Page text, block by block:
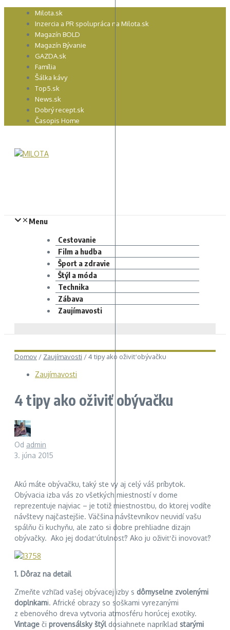
Preskočiť Milota.sk
Inzercia a PR spolupráca na Milota.sk
Magazín BOLD
Magazín Bývanie
GAZDA.sk
Família
Šálka kávy
Top5.sk
News.sk
Dobrý recept.sk
Časopis Home
Menu
Cestovanie
Film a hudba
Šport a zdravie
Štýl a móda
Technika
Zábava
Zaujímavosti
Domov / Zaujímavosti /4 tipy ako oživiť obývačku
Zaujímavosti
4 tipy ako oživiť obývačku
Od admin
3. júna 2015
Akú máte obývačku, taký ste vy aj celý váš príbytok.
Obývacia izba vás zo všetkých miestností v dome
reprezentuje najviac – je totiž miestnosťou, do ktorej vodíte
návštevy najčastejšie. Väčšina návštevníkov neuvidí vašu
spálňu či kuchyňu, ale zato si dobre prehliadne dizajn
obývačky. Ako jej dodať útulnosť? Ako ju oživiť či inovovať?
1. Dôraz na detail
Zmeňte vzhľad vašej obývacej izby s dômyselne zvolenými
doplnkami. Africké obrazy so soškami vyrezanými
z ebenového dreva vytvoria atmosféru horúcej exotiky.
Vintage či provensálsky štýldosiahnete napríklad starými